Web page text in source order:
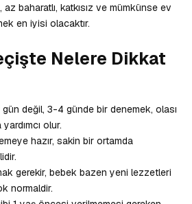
az baharatlı, katkısız ve mümkünse ev
en iyisi olacaktır.
Nelere Dikkat
gün değil, 3-4 günde bir denemek, olası
olur.
hazır, sakin bir ortamda
gerekir, bebek bazen yeni lezzetleri
normaldir.